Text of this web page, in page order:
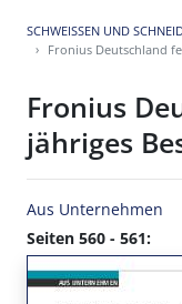
SCHWEISSEN UND
Fronius Deutschland
Fronius
jähriges
Aus Unternehmen
Seiten 560 - 561: